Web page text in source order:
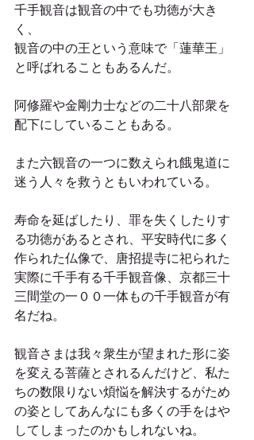
千手観音は観音の中でも功徳が大き
く、
観音の中の王という意味で「蓮華王」
と呼ばれることもあるんだ。
阿修羅や金剛力士などの二十八部衆を
配下にしていることもある。
また六観音の一つに数えられ餓鬼道に
迷う人々を救うともいわれている。
寿命を延ばしたり、罪を失くしたりす
る功徳があるとされ、平安時代に多く
作られた仏像で、唐招提寺に祀られた
実際に千手有る千手観音像、京都三十
三間堂の一００一体もの千手観音が有
名だね。
観音さまは我々衆生が望まれた形に姿
を変える菩薩とされるんだけど、私た
ちの数限りない煩悩を解決するがため
の姿としてあんなにも多くの手をはや
してしまったのかもしれないね。